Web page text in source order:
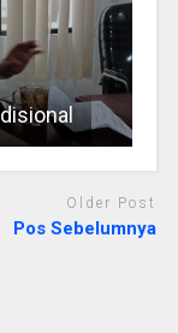
Older Post
Pos Sebelumnya